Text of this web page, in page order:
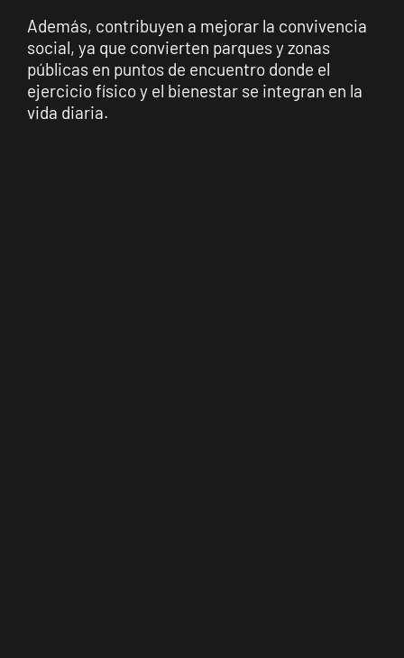
Además, contribuyen a mejorar la convivencia
social, ya que convierten parques y zonas
públicas en puntos de encuentro donde el
ejercicio físico y el bienestar se integran en la
vida diaria.